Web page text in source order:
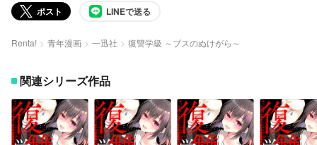
ポスト LINEで送る
Renta! 青年漫画 一迅社 復讐学級 ～ブスのぬけがら～
関連シリーズ作品